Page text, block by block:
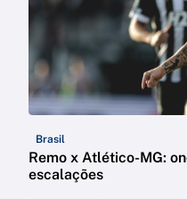
Brasil
Remo x Atlético-MG:
escalações